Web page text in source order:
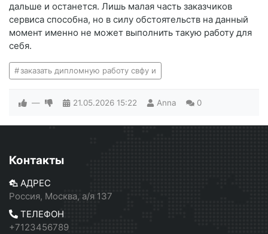
дальше и останется. Лишь малая часть заказчиков
сервиса способна, но в силу обстоятельств на данный
момент именно не может выполнить такую работу для
себя.
заказать дипломную работу свфу и
— 21.05.2026 15:22 Anna 0
Контакты
АДРЕС
Россия, Москва, а/я 137
ТЕЛЕФОН
+7123456789